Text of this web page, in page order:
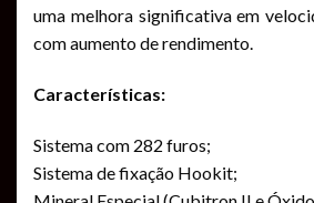
uma melhora significativa em
com aumento de rendimento.
Características:
Sistema com 282 furos;
Sistema de fixação Hookit;